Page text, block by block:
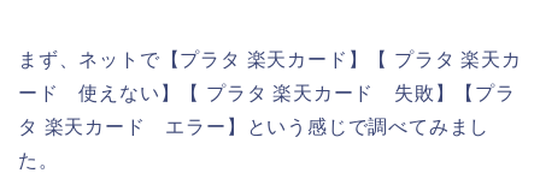
まず、ネットで【プラタ 楽天カード】【 プラタ 楽天カ
ード 使えない】【 プラタ 楽天カード 失敗】【プラ
タ 楽天カード エラー】という感じで調べてみまし
た。